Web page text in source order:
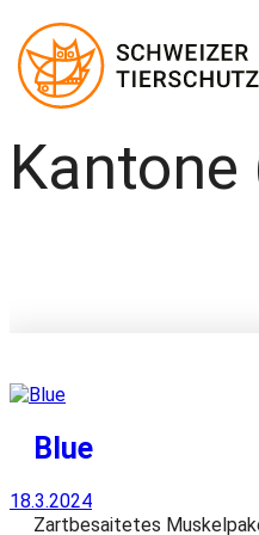
Zum
Inhalt
springen
Blue
18.3.2024
Zartbesaitetes